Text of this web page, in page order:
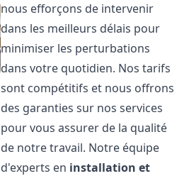
nous efforçons de intervenir
dans les meilleurs délais pour
minimiser les perturbations
dans votre quotidien. Nos tarifs
sont compétitifs et nous offrons
des garanties sur nos services
pour vous assurer de la qualité
de notre travail. Notre équipe
d'experts en installation et